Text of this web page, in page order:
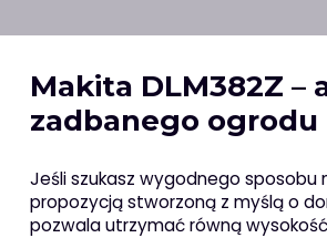
Makita DLM382Z
zadbanego ogrodu
Jeśli szukasz wygodnego sposobu
propozycją stworzoną z myślą o
pozwala utrzymać równą